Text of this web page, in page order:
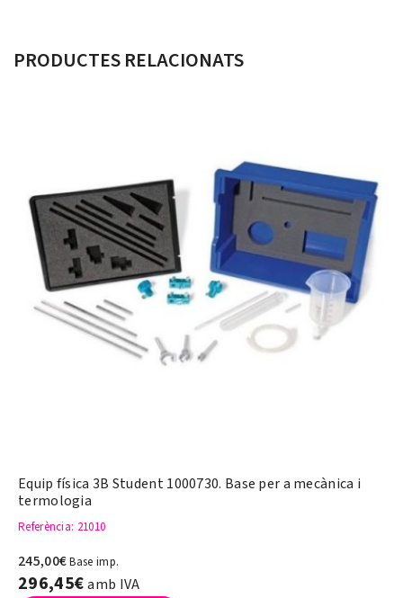
PRODUCTES RELACIONATS
Equip física 3B Student 1000730. Base per a mecànica i
termologia
Referència: 21010
245,00€Base imp.
296,45€amb IVA